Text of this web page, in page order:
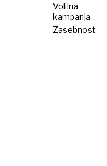
Volilna
kampanja
Zasebnost